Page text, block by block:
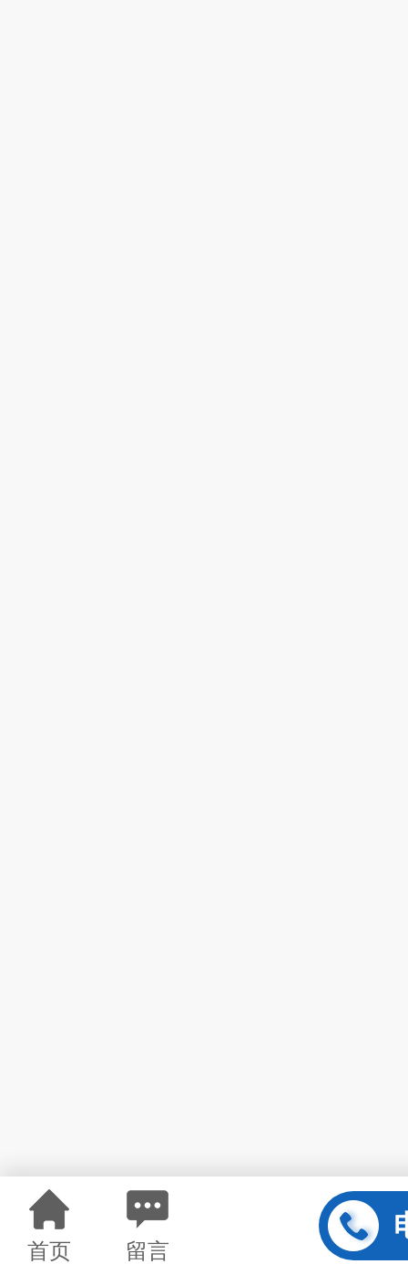
首页 留言